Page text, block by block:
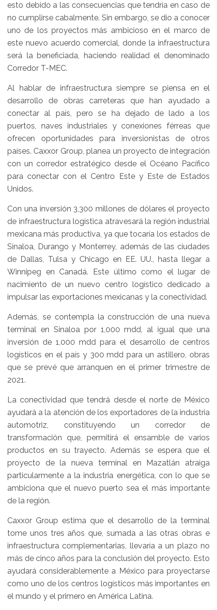
esto debido a las consecuencias que tendría en caso de
no cumplirse cabalmente. Sin embargo, se dio a conocer
uno de los proyectos más ambicioso en el marco de
este nuevo acuerdo comercial, donde la infraestructura
será la beneficiada, haciendo realidad el denominado
Corredor T-MEC.
Al hablar de infraestructura siempre se piensa en el
desarrollo de obras carreteras que han ayudado a
conectar al país, pero se ha dejado de lado a los
puertos, naves industriales y conexiones férreas que
ofrecen oportunidades para inversionistas de otros
países. Caxxor Group, planea un proyecto de integración
con un corredor estratégico desde el Océano Pacífico
para conectar con el Centro Este y Este de Estados
Unidos.
Con una inversión 3,300 millones de dólares el proyecto
de infraestructura logística atravesará la región industrial
mexicana más productiva, ya que tocaría los estados de
Sinaloa, Durango y Monterrey, además de las ciudades
de Dallas, Tulsa y Chicago en EE. UU., hasta llegar a
Winnipeg en Canadá. Este último como el lugar de
nacimiento de un nuevo centro logístico dedicado a
impulsar las exportaciones mexicanas y la conectividad.
Además, se contempla la construcción de una nueva
terminal en Sinaloa por 1,000 mdd, al igual que una
inversión de 1,000 mdd para el desarrollo de centros
logísticos en el país y 300 mdd para un astillero, obras
que se prevé que arranquen en el primer trimestre de
2021.
La conectividad que tendrá desde el norte de México
ayudará a la atención de los exportadores de la industria
automotriz, constituyendo un corredor de
transformación que, permitirá el ensamble de varios
productos en su trayecto. Además se espera que el
proyecto de la nueva terminal en Mazatlán atraiga
particularmente a la industria energética, con lo que se
ambiciona que el nuevo puerto sea el más importante
de la región.
Caxxor Group estima que el desarrollo de la terminal
tome unos tres años que, sumada a las otras obras e
infraestructura complementarias, llevaría a un plazo no
más de cinco años para la conclusión del proyecto. Esto
ayudará considerablemente a México para proyectarse
como uno de los centros logísticos más importantes en
el mundo y el primero en América Latina.